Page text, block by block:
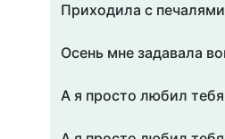
Приходила с
Осень мне задавала
А я просто любил